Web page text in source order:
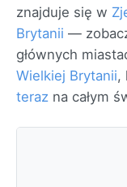
znajduje się w
Brytanii —
głównych
Wielkiej Brytanii,
teraz na całym